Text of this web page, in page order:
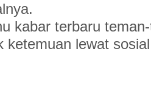
kabar terbaru
ketemuan lewat